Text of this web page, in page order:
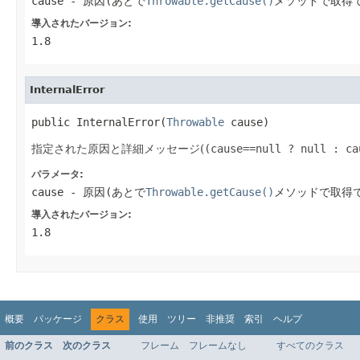
導入されたバージョン:
1.8
InternalError
public InternalError(Throwable cause)
指定された原因と詳細メッセージ((cause==null ? null :
パラメータ:
cause - 原因(あとでThrowable.getCause() メソッドで取得
導入されたバージョン:
1.8
概要 パッケージ クラス 使用 ツリー 非推奨 索引 ヘルプ
前のクラス 次のクラス フレーム フレームなし すべてのクラス